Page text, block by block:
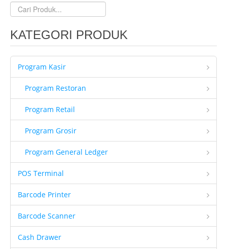
Training Staff IT
Form Registrasi
Hubungi Kami
Brosur
KATEGORI PRODUK
Program Kasir
Program Restoran
Program Retail
Program Grosir
Program General Ledger
POS Terminal
Barcode Printer
Barcode Scanner
Cash Drawer